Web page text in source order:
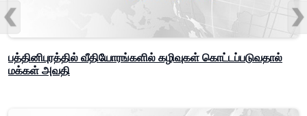
பத்தினிபுரத்தில் வீதியோரங்களில் கழிவுகள் கொட்டப்படுவதால்
மக்கள் அவதி